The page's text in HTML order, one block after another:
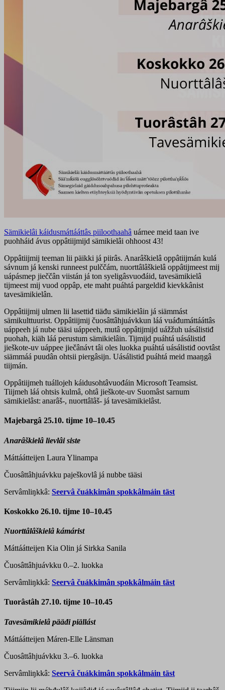
Sämikielâi káidusmáttááttâs piiloothaahâ uárnee meid taan ive
puohháid ávus oppâtiijmijd sämikielâi ohhoost 43!
Oppâtiijmij teeman lii päikki já piirâs. Anarâškielâ oppâtiijmán kulá
sávnum já kenski runneest pulččám, nuorttâlâškielâ oppâtijmeest mij
uápásmep jieččân viistán já ton syeligâsvuođáid, tavesämikielâ
tijmeest mij vuod oppâp, ete maht puáhtá pargeldiđ kievkkânist
tavesämikielân.
Oppâtiijmij ulmen lii lasettiđ tiäđu sämikielâin já siämmást
sämikulttuurist. Oppâtiijmij čuosâttâhjuávkkun láá vuáđumáttááttâs
uáppeeh já nube tääsi uáppeeh, mutâ oppâtijmijd uážžuh uásálistiđ
puohah, kiäh láá perustum sämikielâin. Tijmijd puáhtá uásálistiđ
jieškote-uv uáppee jiečânávt tâi oles luokka puáhtá uásálistiđ oovtâst
siämmáá puudân ohtsii piergâsijn. Uásálistiđ puáhtá meid maaŋgâ
tiijmán.
Oppâtiijmeh tuállojeh káidusohtâvuođáin Microsoft Teamsist.
Tiijmeh láá ohtsis kulmâ, ohtâ jieškote-uv Suomâst sarnum
sämikielâst: anarâš-, nuorttâlâš- já tavesämikielâst.
Majebargâ 25.10. tijme 10–10.45
Anarâškielâ lievlâi siste
Máttáátteijen Laura Ylinampa
Čuosâttâhjuávkku paješkovlâ já nubbe tääsi
Servâmliŋkkâ: Seervâ čuákkimân spokkâlmáin täst
Koskokko 26.10. tijme 10–10.45
Nuorttâlâškielâ kámárist
Máttáátteijen Kia Olin já Sirkka Sanila
Čuosâttâhjuávkku 0.–2. luokka
Servâmliŋkkâ: Seervâ čuákkimân spokkâlmáin täst
Tuorâstâh 27.10. tijme 10–10.45
Tavesämikielâ pääđi piällást
Máttáátteijen Máren-Elle Länsman
Čuosâttâhjuávkku 3.–6. luokka
Servâmliŋkkâ: Seervâ čuákkimân spokkâlmáin täst